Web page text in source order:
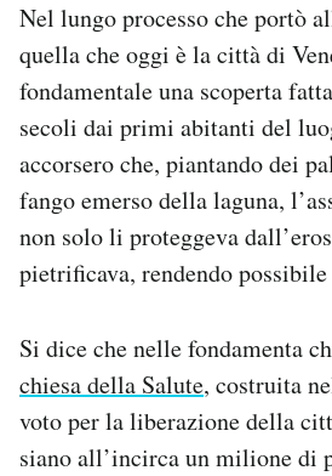
AREA PERSONALE
Area Personale
Notifiche mobile
Regala il Post
Hai bisogno di aiuto?
Esci
Nel lungo processo che portò
quella che oggi è la città di
fondamentale una scoperta
secoli dai primi abitanti del
accorsero che, piantando dei
fango emerso della laguna,
non solo li proteggeva
pietrificava, rendendo
Si dice che nelle fondamenta
chiesa della Salute, costruita
voto per la liberazione della
siano all’incirca un milione